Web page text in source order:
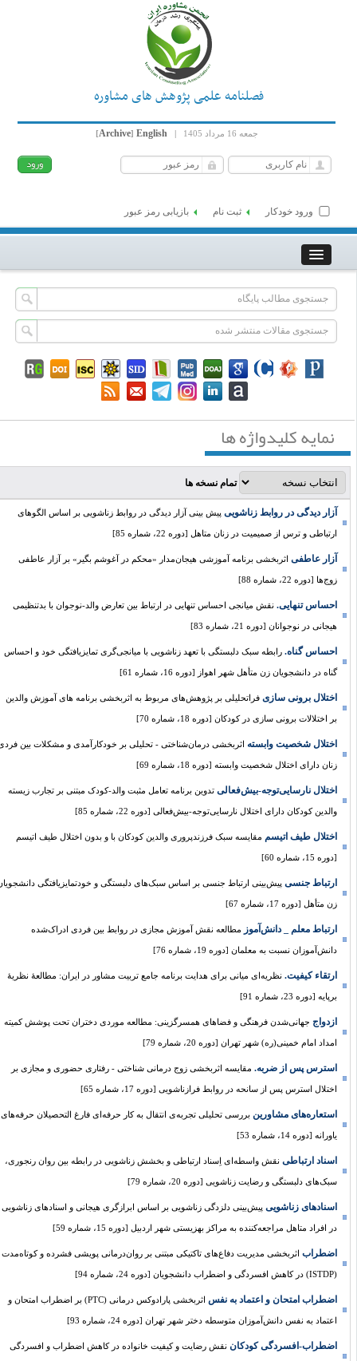
فصلنامه علمی پژوهش های مشاوره
جمعه 16 مرداد 1405 |
English
[Archive]
ورود خودکار ثبت نام بازیابی رمز عبور
نمایه کلیدواژه ها
تمام نسخه ها
آزار دیدگی در روابط زناشویی پیش بینی آزار دیدگی در روابط زناشویی بر اساس الگوهای
ارتباطی و ترس از صمیمیت در زنان متاهل [دوره 22، شماره 85]
آزار عاطفی اثربخشی برنامه آموزشی هیجان‌مدار «محکم در‌ آغوشم ‌بگیر» بر آزار عاطفی
زوج‌ها [دوره 22، شماره 88]
احساس تنهایی. نقش میانجی احساس تنهایی در ارتباط بین تعارض والد-نوجوان با بدتنظیمی
هیجانی در نوجوانان [دوره 21، شماره 83]
احساس گناه. رابطه سبک‌ دلبستگی با تعهد زناشویی با میانجی‌گری تمایزیافتگی خود و احساس
گناه در دانشجویان زن متأهل شهر اهواز [دوره 16، شماره 61]
اختلال برونی سازی فراتحلیلی بر پژوهش‌های مربوط به اثربخشی برنامه های آموزش والدین
بر اختلالات برونی سازی در کودکان [دوره 18، شماره 70]
اختلال شخصیت وابسته اثربخشی درمان‌شناختی - تحلیلی بر خودکارآمدی و مشکلات بین فردی
زنان دارای اختلال شخصیت وابسته [دوره 18، شماره 69]
اختلال نارسایی‌توجه-بیش‌فعالی تدوین برنامه تعامل مثبت والد-کودک مبتنی بر تجارب زیسته
والدین کودکان دارای اختلال نارسایی‌توجه-بیش‌فعالی [دوره 22، شماره 85]
اختلال‌ طیف اتیسم مقایسه سبک فرزندپروری والدین کودکان با و بدون اختلال‌ طیف اتیسم
[دوره 15، شماره 60]
ارتباط جنسی پیش‌بینی ارتباط جنسی بر اساس سبک‌های دلبستگی و خودتمایزیافتگی دانشجویان
زن متأهل [دوره 17، شماره 67]
ارتباط معلم _ دانش‌آموز مطالعه نقش ‌آموزش مجازی در روابط بین فردی ادراک‌شده
دانش‌آموزان نسبت به معلمان [دوره 19، شماره 76]
ارتقاء کیفیت. نظریه‌ای میانی برای هدایت برنامه جامع تربیت مشاور در ایران: مطالعۀ نظریۀ
برپایه [دوره 23، شماره 91]
ازدواج جهانی‌‌شدن فرهنگی و فضاهای همسرگزینی: مطالعه موردی دختران تحت پوشش کمیته
امداد امام خمینی(ره) شهر تهران [دوره 20، شماره 79]
استرس پس از ضربه. مقایسه اثربخشی زوج درمانی شناختی - رفتاری حضوری و مجازی بر
اختلال استرس پس از سانحه در روابط فرازناشویی [دوره 17، شماره 65]
استعاره‌های مشاورین بررسی تحلیلی تجربه‌ی انتقال به کار حرفه‌ای فارغ التحصیلان حرفه‌های
یاورانه [دوره 14، شماره 53]
اسناد ارتباطی نقش واسطه‌ای اِسناد ارتباطی و بخشش زناشویی در رابطه بین روان رنجوری،
سبک‌های دلبستگی و رضایت زناشویی [دوره 20، شماره 79]
اسنادهای زناشویی پیش‌بینی دلزدگی زناشویی بر اساس ابرازگری هیجانی و اسنادهای زناشویی
در افراد متاهل مراجعه‌کننده به مراکز بهزیستی شهر اردبیل [دوره 15، شماره 59]
اضطراب اثربخشی مدیریت دفاع‌های تاکتیکی مبتنی بر روان‌درمانی پویشی فشرده و کوتاه‌مدت
اضطراب امتحان و اعتماد به نفس اثربخشی پارادوکس درمانی (PTC) بر اضطراب امتحان و
اعتماد به نفس دانش‌آموزان متوسطه دختر شهر تهران [دوره 24، شماره 93]
اضطراب-افسردگی کودکان نقش رضایت و کیفیت خانواده در کاهش اضطراب و افسردگی